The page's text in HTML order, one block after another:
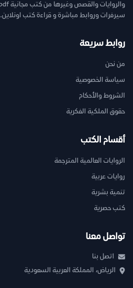
سيرفرات وروابط مباشرة و قراءة كتب اونلاين.
روابط سريعة
من نحن
سياسة الخصوصية
الشروط والأحكام
حقوق الملكية الفكرية
أقسام الكتب
الروايات العالمية المترجمة
روايات عربية
تنمية بشرية
كتب حصرية
تواصل معنا
اتصل بنا
الرياض، المملكة العربية السعودية